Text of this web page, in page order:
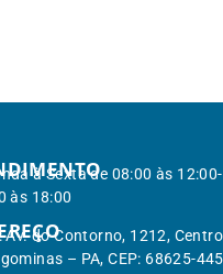
à Sexta de 08:00 às 12:00-
às 18:00
Av. do Contorno, 1212,
– PA, CEP: 68625-445